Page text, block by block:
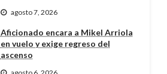
agosto 7, 2026
Aficionado encara a Mikel Arriola
en vuelo y exige regreso del
ascenso